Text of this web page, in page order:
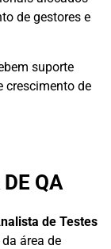
de gestores e
suporte
crescimento de
QA
de Testes
área de